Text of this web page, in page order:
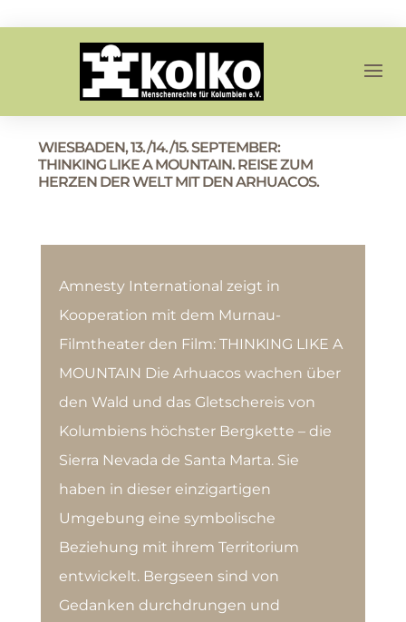
WIESBADEN, 13./14./15. SEPTEMBER:
THINKING LIKE A MOUNTAIN. REISE ZUM
HERZEN DER WELT MIT DEN ARHUACOS.
Amnesty International zeigt in
Kooperation mit dem Murnau-
Filmtheater den Film: THINKING LIKE A
MOUNTAIN Die Arhuacos wachen über
den Wald und das Gletschereis von
Kolumbiens höchster Bergkette – die
Sierra Nevada de Santa Marta. Sie
haben in dieser einzigartigen
Umgebung eine symbolische
Beziehung mit ihrem Territorium
entwickelt. Bergseen sind von
Gedanken durchdrungen und